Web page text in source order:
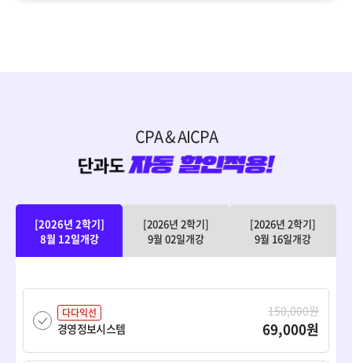
CPA & AICPA
[2026년 2학기]
8월 12일개강
[2026년 2학기]
9월 02일개강
[2026년 2학기]
9월 16일개강
다다익선
경영정보시스템
150,000원
69,000원